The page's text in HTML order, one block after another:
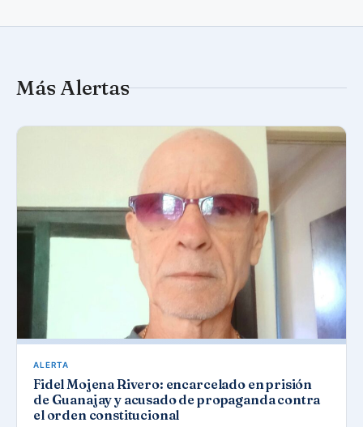
Más Alertas
ALERTA
Fidel Mojena Rivero: encarcelado en prisión
de Guanajay y acusado de propaganda contra
el orden constitucional